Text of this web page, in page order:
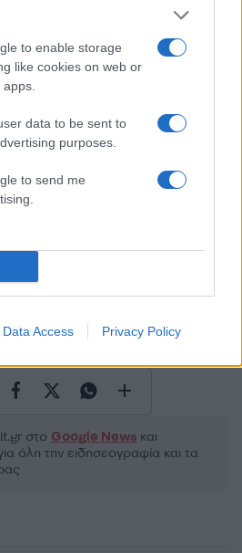
to enable storage
like cookies on web or
data to be sent to
purposes.
to send me
Data Access Privacy Policy
εδώ
2000 /2000
από reCAPTCHA, ισχύουν
ΝΟΙΚΟΚΥΡΙΑ
στο Google News και
όλη την ειδησεογραφία και τα